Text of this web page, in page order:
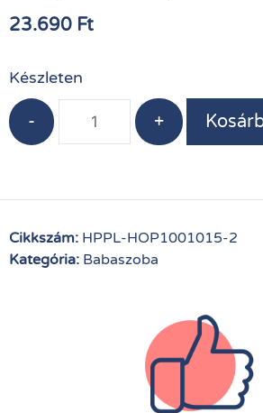
23.690 Ft
Készleten
- +
Cikkszám: HPPL-HOP1001015-2
Kategória: Babaszoba